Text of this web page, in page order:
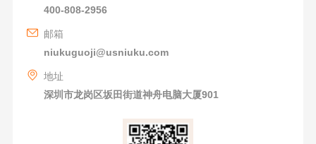
400-808-2956
邮箱
niukuguoji@usniuku.com
地址
深圳市龙岗区坂田街道神舟电脑大厦901